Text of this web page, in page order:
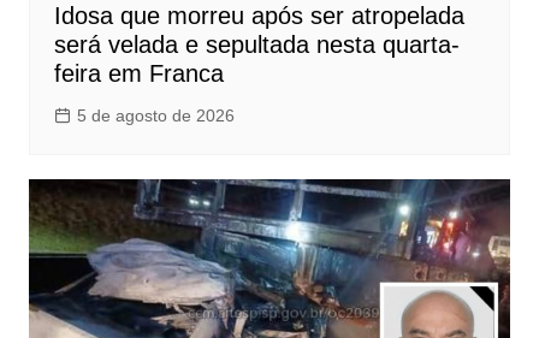
Idosa que morreu após ser atropelada
será velada e sepultada nesta quarta-
feira em Franca
5 de agosto de 2026